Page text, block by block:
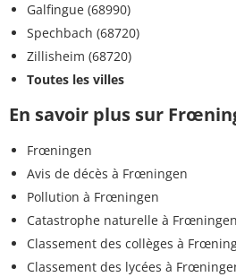
Galfingue (68990)
Spechbach (68720)
Zillisheim (68720)
Toutes les villes
En savoir plus sur
Frœningen
Avis de décès à Frœningen
Pollution à Frœningen
Catastrophe naturelle à Frœningen
Classement des collèges à
Classement des lycées à